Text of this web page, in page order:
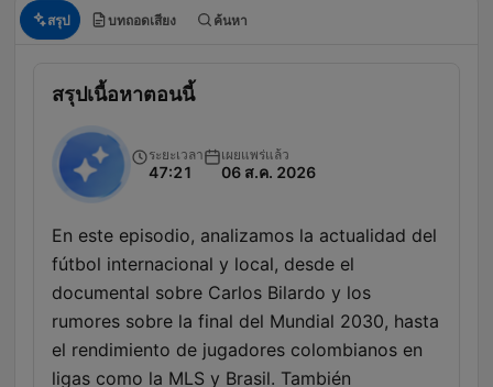
สรุป บทถอดเสียง ค้นหา
สรุปเนื้อหาตอนนี้
ระยะเวลา
47:21
เผยแพร่แล้ว
06 ส.ค. 2026
En este episodio, analizamos la actualidad del
fútbol internacional y local, desde el
documental sobre Carlos Bilardo y los
rumores sobre la final del Mundial 2030, hasta
el rendimiento de jugadores colombianos en
ligas como la MLS y Brasil. También